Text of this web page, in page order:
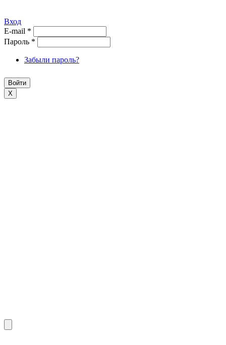
Вход
E-mail *
Пароль *
Забыли пароль?
X